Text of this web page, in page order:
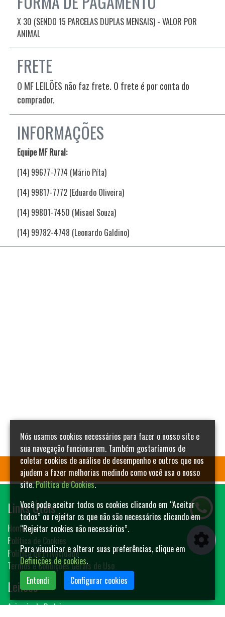
X 30 (SENDO 15 PARCELAS DUPLAS MENSAIS) - VALOR POR
ANIMAL
FRETE
O MF LEILÕES não faz frete. O frete é por conta do
comprador.
INFORMAÇÕES
Equipe MF Rural:
(14) 99677-7774 (Mário Píta)
(14) 99817-7772 (Eduardo Oliveira)
(14) 99801-7450 (Misael Souza)
(14) 99782-4748 (Leonardo Galdino)
Links Úteis
Home
Política de Cookies
Política de Privacidade
Termos e Condições Gerais de Uso
Leilões
Animais de Rodeio
Nós usamos cookies necessários para fazer o nosso site e
sua navegação funcionarem. Também gostaríamos de
coletar cookies de análise de desempenho e outros que nos
ajudem a fazer melhorias medindo como você usa o nosso
site.Política de Cookies.
Você pode aceitar todos os cookies clicando em “Aceitar
todos” ou rejeitar os que não são necessários clicando em
“Rejeitar cookies não necessários”.
Para visualizar e alterar suas preferências, clique em
Definições de cookies.
Entendi
Configurar cookies